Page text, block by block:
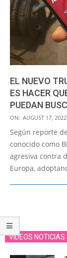
EL NUEVO
ES HACER
PUEDAN
2022-
08-
17
ON: AUGUST 17, 2022
Según reporte
conocido como
agresiva contra
Europa,
VIDEOS NOTICIAS